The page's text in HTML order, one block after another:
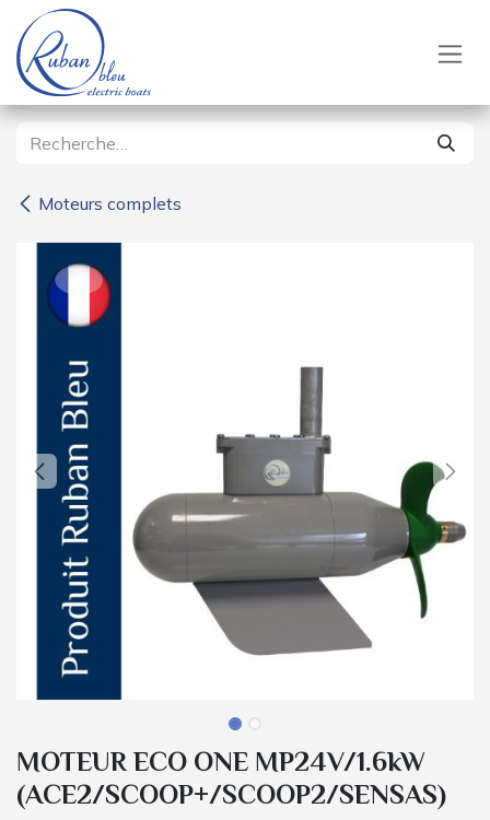
Se rendre au contenu
Moteurs complets
MOTEUR ECO ONE MP24V/1.6kW
(ACE2/SCOOP+/SCOOP2/SENSAS)